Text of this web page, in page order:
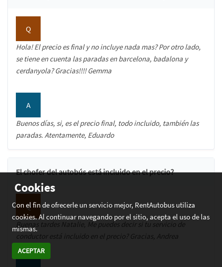
Q
Hola! El precio es final y no incluye nada mas? Por otro lado,
se tiene en cuenta las paradas en barcelona, badalona y
cerdanyola? Gracias!!!! Gemma
A
Buenos días, si, es el precio final, todo incluido, también las
paradas. Atentamente, Eduardo
El chofer del autobús está incluido en el precio?
Q
Buenas tardes Natalie, Me puedes decir si tu servicio de
conductor está incluido en el precio? Gracias, Andrea
Cookies
Con el fin de ofrecerle un servicio mejor, RentAutobus utiliza
cookies. Al continuar navegando por el sitio, acepta el uso de las
mismas.
ACEPTAR